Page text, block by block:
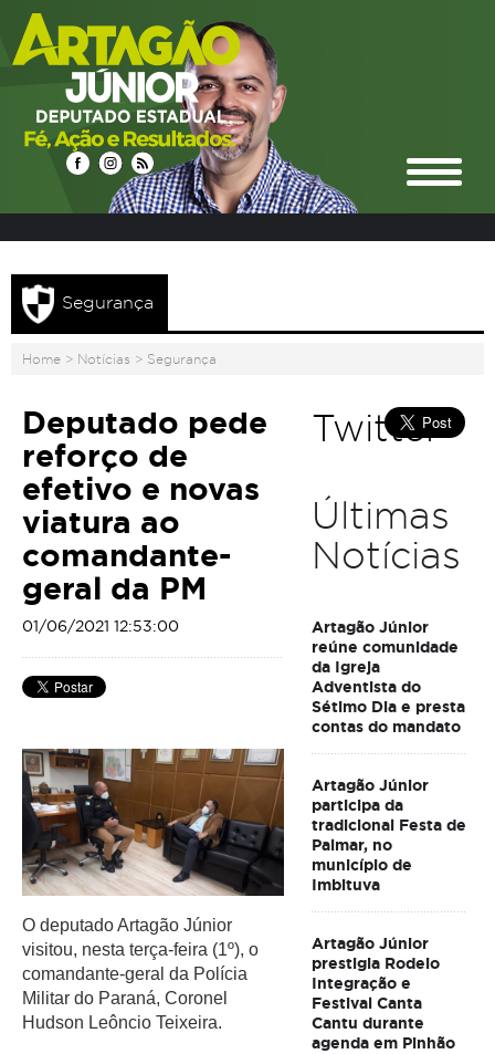
Segurança
Home > Notícias > Segurança
Deputado pede
reforço de
efetivo e novas
viatura ao
comandante-
geral da PM
01/06/2021 12:53:00
O deputado Artagão Júnior
visitou, nesta terça-feira (1º), o
comandante-geral da Polícia
Militar do Paraná, Coronel
Hudson Leôncio Teixeira.
Twitter
Últimas
Notícias
Artagão Júnior
reúne comunidade
da Igreja
Adventista do
Sétimo Dia e presta
contas do mandato
Artagão Júnior
participa da
tradicional Festa de
Palmar, no
município de
Imbituva
Artagão Júnior
prestigia Rodeio
Integração e
Festival Canta
Cantu durante
agenda em Pinhão